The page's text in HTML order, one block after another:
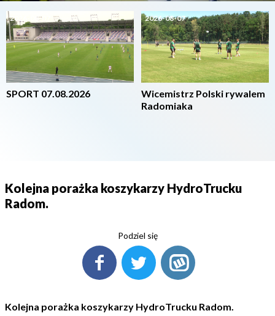
2026-08-07
SPORT 07.08.2026
2026-08-07
Wicemistrz Polski rywalem
Radomiaka
Kolejna porażka koszykarzy HydroTrucku
Radom.
Podziel się
Kolejna porażka koszykarzy HydroTrucku Radom.